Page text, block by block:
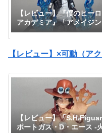
【レビュー】『僕のヒー
アカデミア』「アメイジン
グ・ヤマグチ 荼毘」
【レビュー】×可動（ア
【レビュー】「
ポートガス・D・エース -